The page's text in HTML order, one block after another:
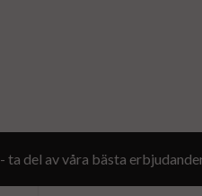
- ta del av våra bästa